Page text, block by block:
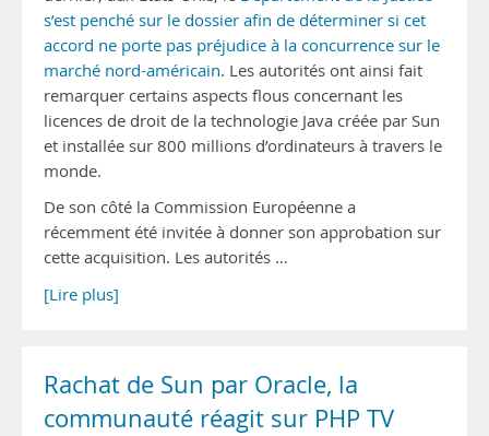
s’est penché sur le dossier afin de déterminer si cet
accord ne porte pas préjudice à la concurrence sur le
marché nord-américain. Les autorités ont ainsi fait
remarquer certains aspects flous concernant les
licences de droit de la technologie Java créée par Sun
et installée sur 800 millions d’ordinateurs à travers le
monde.
De son côté la Commission Européenne a
récemment été invitée à donner son approbation sur
cette acquisition. Les autorités …
[Lire plus]
Rachat de Sun par Oracle, la
communauté réagit sur PHP TV